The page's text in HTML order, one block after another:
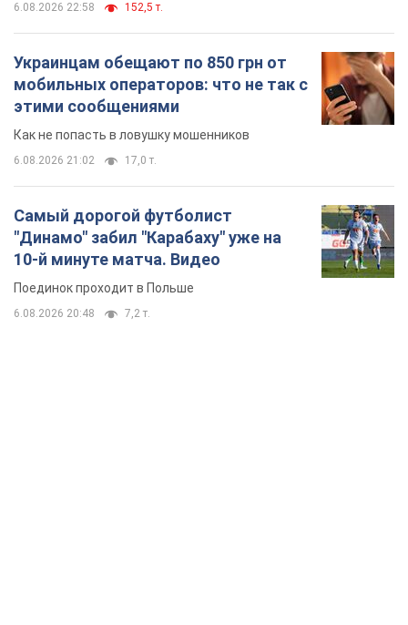
6.08.2026 22:58 152,5 т.
Украинцам обещают по 850 грн от
мобильных операторов: что не так с
этими сообщениями
Как не попасть в ловушку мошенников
6.08.2026 21:02 17,0 т.
Самый дорогой футболист
"Динамо" забил "Карабаху" уже на
10-й минуте матча. Видео
Поединок проходит в Польше
6.08.2026 20:48 7,2 т.